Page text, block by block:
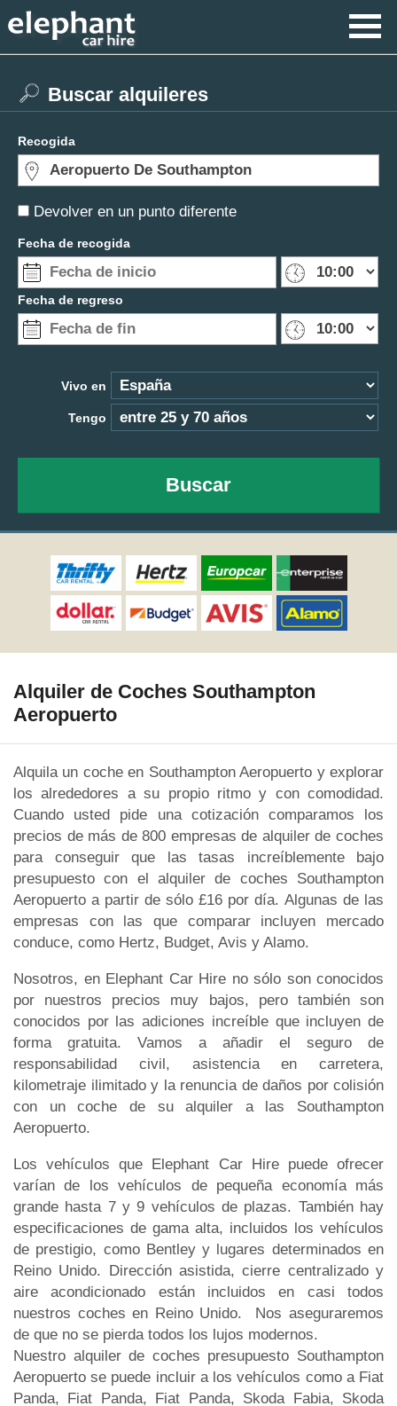
Devolver en un punto diferente
Buscar alquileres
Recogida
Fecha de recogida
Fecha de regreso
Vivo en
Tengo
Buscar
Alquiler de Coches Southampton
Aeropuerto
Alquila un coche en Southampton Aeropuerto y explorar
los alrededores a su propio ritmo y con comodidad.
Cuando usted pide una cotización comparamos los
precios de más de 800 empresas de alquiler de coches
para conseguir que las tasas increíblemente bajo
presupuesto con el alquiler de coches Southampton
Aeropuerto a partir de sólo £16 por día. Algunas de las
empresas con las que comparar incluyen mercado
conduce, como Hertz, Budget, Avis y Alamo.
Nosotros, en Elephant Car Hire no sólo son conocidos
por nuestros precios muy bajos, pero también son
conocidos por las adiciones increíble que incluyen de
forma gratuita. Vamos a añadir el seguro de
responsabilidad civil, asistencia en carretera,
kilometraje ilimitado y la renuncia de daños por colisión
con un coche de su alquiler a las Southampton
Aeropuerto.
Los vehículos que Elephant Car Hire puede ofrecer
varían de los vehículos de pequeña economía más
grande hasta 7 y 9 vehículos de plazas. También hay
especificaciones de gama alta, incluidos los vehículos
de prestigio, como Bentley y lugares determinados en
Reino Unido. Dirección asistida, cierre centralizado y
aire acondicionado están incluidos en casi todos
nuestros coches en Reino Unido. Nos aseguraremos
de que no se pierda todos los lujos modernos.
Nuestro alquiler de coches presupuesto Southampton
Aeropuerto se puede incluir a los vehículos como a Fiat
Panda, Fiat Panda, Fiat Panda, Skoda Fabia, Skoda